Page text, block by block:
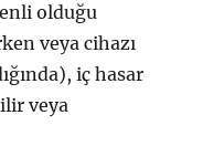
olduğu
veya cihazı
iç hasar
veya